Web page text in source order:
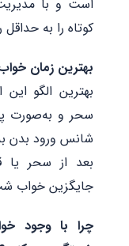
است و با
کوتاه را به حداقل
بهترین زمان
بهترین الگو
سحر و به‌صورت
شانس ورود بدن
بعد از سحر یا
جایگزین خواب
چرا با وجود